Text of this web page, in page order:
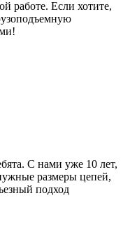
работе. Если хотите,
С нами уже 10 лет,
размеры цепей,
подход